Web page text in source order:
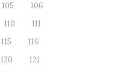
105
106
110
111
115
116
120
121